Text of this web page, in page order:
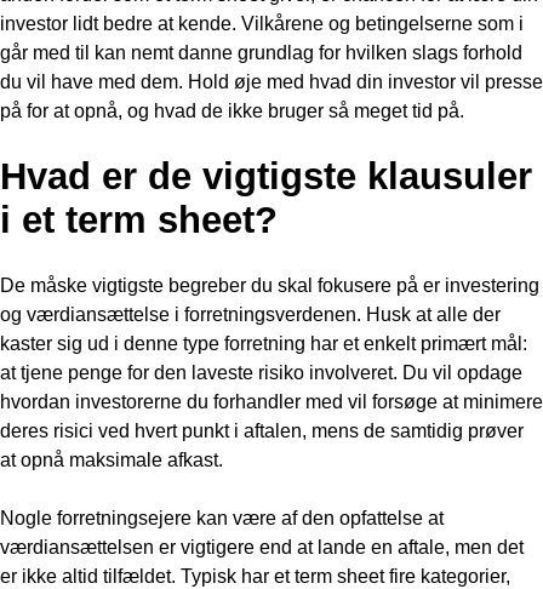
investor lidt bedre at kende. Vilkårene og betingelserne som i
går med til kan nemt danne grundlag for hvilken slags forhold
du vil have med dem. Hold øje med hvad din investor vil presse
på for at opnå, og hvad de ikke bruger så meget tid på.
Hvad er de vigtigste klausuler
i et term sheet?
De måske vigtigste begreber du skal fokusere på er investering
og værdiansættelse i forretningsverdenen. Husk at alle der
kaster sig ud i denne type forretning har et enkelt primært mål:
at tjene penge for den laveste risiko involveret. Du vil opdage
hvordan investorerne du forhandler med vil forsøge at minimere
deres risici ved hvert punkt i aftalen, mens de samtidig prøver
at opnå maksimale afkast.
Nogle forretningsejere kan være af den opfattelse at
værdiansættelsen er vigtigere end at lande en aftale, men det
er ikke altid tilfældet. Typisk har et term sheet fire kategorier,